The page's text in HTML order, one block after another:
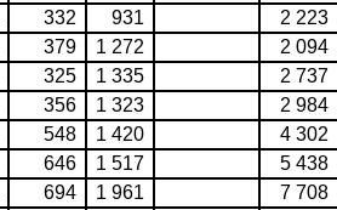
332 931
2 223
379 1 272
2 094
325 1 335
2 737
356 1 323
2 984
548 1 420
4 302
646 1 517
5 438
694 1 961
7 708